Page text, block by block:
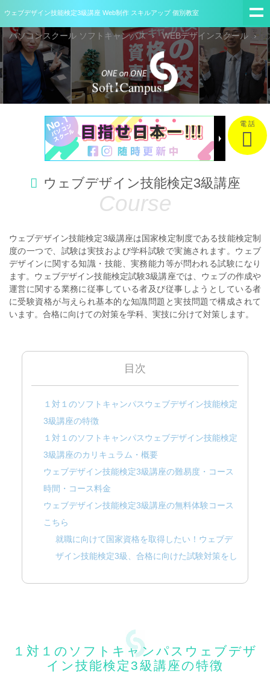
ウェブデザイン技能検定3級講座 Web制作 スキルアップ 個別教室
パソコンスクール ソフトキャンパス WEBデザインスクール
電 話
ウェブデザイン技能検定3級講座
ウェブデザイン技能検定3級講座は国家検定制度である技能検定制
度の一つで、試験は実技および学科試験で実施されます。 ウェブ
デザインに関する知識・技能、実務能力等が問われる試験になり
ます。ウェブデザイン技能検定試験3級講座では、ウェブの作成や
運営に関する業務に従事している者及び従事しようとしている者
に受験資格が与えられ基本的な知識問題と実技問題で構成されて
います。合格に向けての対策を学科、実技に分けて対策します。
目次
１対１のソフトキャンパスウェブデザイン技能検定
3級講座の特徴
１対１のソフトキャンパスウェブデザイン技能検定
3級講座のカリキュラム・概要
ウェブデザイン技能検定3級講座の難易度・コース
時間・コース料金
ウェブデザイン技能検定3級講座の無料体験コース
こちら
就職に向けて国家資格を取得したい！ウェブデ
ザイン技能検定3級、合格に向けた試験対策をし
１対１のソフトキャンパスウェブデザ
イン技能検定3級講座の特徴